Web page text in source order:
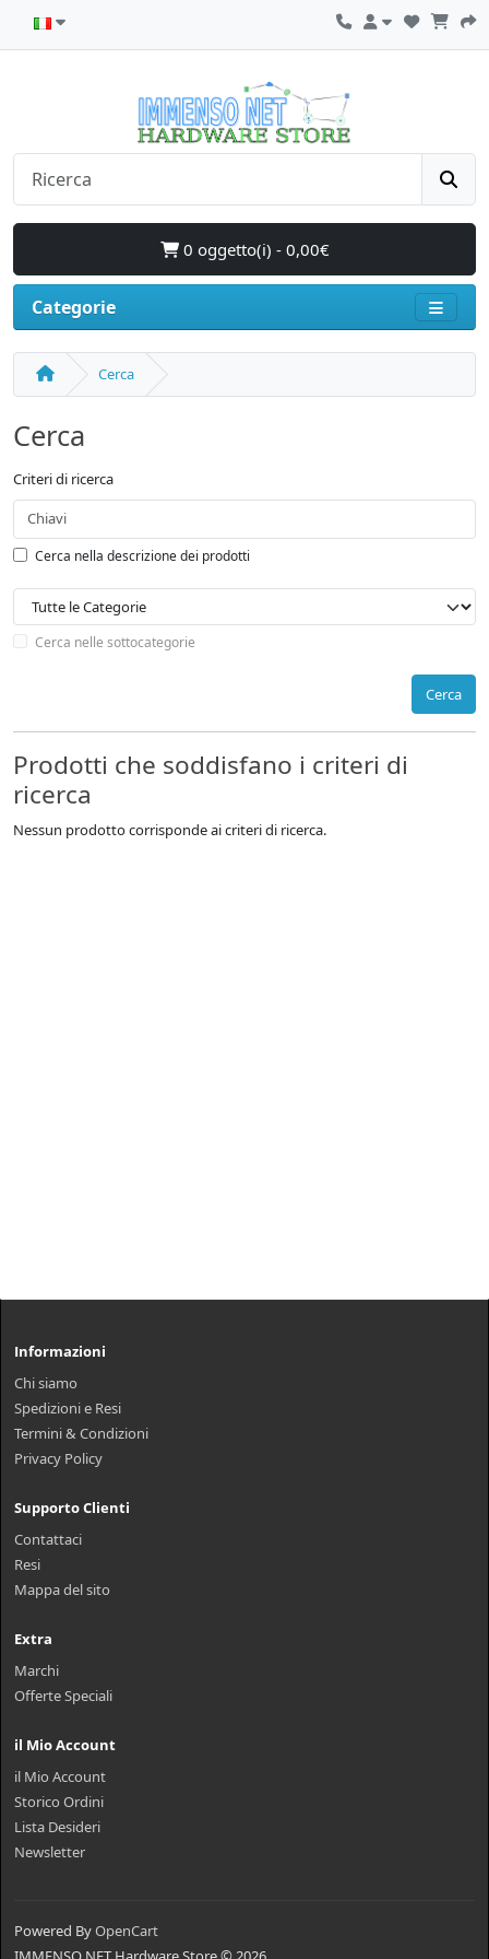
0 oggetto(i) - 0,00€
Categorie
Cerca
Cerca
Criteri di ricerca
Cerca nella descrizione dei prodotti
Cerca nelle sottocategorie
Cerca
Prodotti che soddisfano i criteri di
ricerca
Nessun prodotto corrisponde ai criteri di ricerca.
Informazioni
Chi siamo
Spedizioni e Resi
Termini & Condizioni
Privacy Policy
Supporto Clienti
Contattaci
Resi
Mappa del sito
Extra
Marchi
Offerte Speciali
il Mio Account
il Mio Account
Storico Ordini
Lista Desideri
Newsletter
Powered ByOpenCart